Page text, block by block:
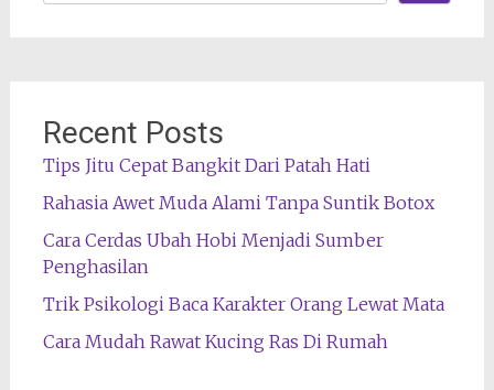
Recent Posts
Tips Jitu Cepat Bangkit Dari Patah Hati
Rahasia Awet Muda Alami Tanpa Suntik Botox
Cara Cerdas Ubah Hobi Menjadi Sumber
Penghasilan
Trik Psikologi Baca Karakter Orang Lewat Mata
Cara Mudah Rawat Kucing Ras Di Rumah